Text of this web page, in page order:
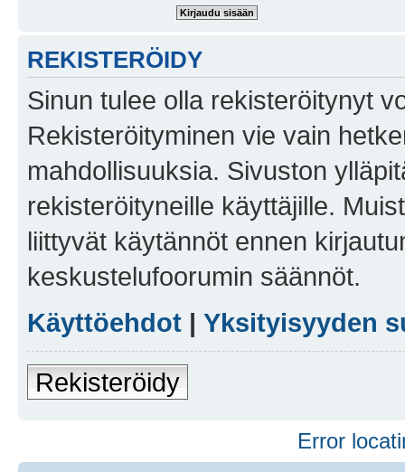
REKISTERÖIDY
Sinun tulee olla rekisteröitynyt
Rekisteröityminen vie vain
mahdollisuuksia. Sivuston
rekisteröityneille käyttäjille.
liittyvät käytännöt ennen
keskustelufoorumin säännöt.
Käyttöehdot | Yksityisyyden
Rekisteröidy
Error